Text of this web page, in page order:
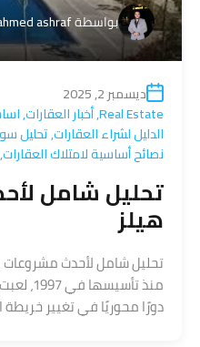
بواسطةashraf
ديسمبر 2, 2025
Real Estate
,أخبار العقارات,
الدليل لشراء العقارات,تحليل
نصائح أساسية لامتلاك العقارات,
تحليل شامل
هيلز
تحليل شامل لأحدث مشروعات
دورًا محوريًا في تغيير